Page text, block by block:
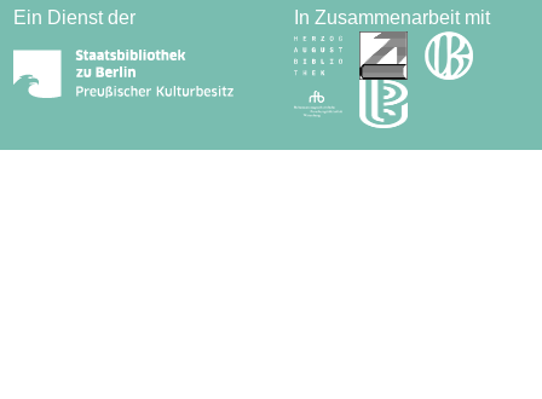
Ein Dienst der In Zusammenarbeit mit